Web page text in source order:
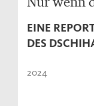
EINE
DES
2024